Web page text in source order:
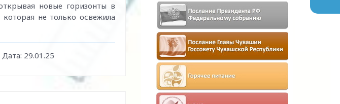
новые горизонты в
не только освежила
Дата: 29.01.25